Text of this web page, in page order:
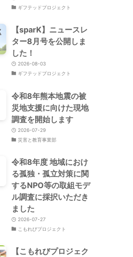
ギフテッドプロジェクト
【sparK】ニュースレ
ター8月号を公開しま
した！
2026-08-03
ギフテッドプロジェクト
令和8年熊本地震の被
災地支援に向けた現地
調査を開始します
2026-07-29
災害と教育事業部
令和8年度 地域におけ
る孤独・孤立対策に関
するNPO等の取組モデ
ル調査に採択いただき
ました
2026-07-27
こもれびプロジェクト
【こもれびプロジェク